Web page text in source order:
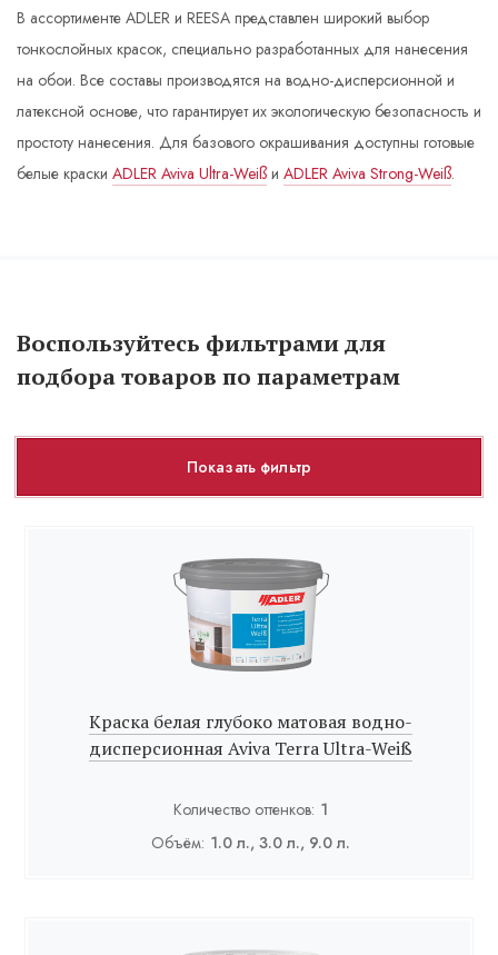
В ассортименте ADLER и REESA представлен широкий выбор
тонкослойных красок, специально разработанных для нанесения
на обои. Все составы производятся на водно-дисперсионной и
латексной основе, что гарантирует их экологическую безопасность и
простоту нанесения. Для базового окрашивания доступны готовые
белые краски ADLER Aviva Ultra-Weiß и ADLER Aviva Strong-Weiß.
Воспользуйтесь фильтрами для
подбора товаров по параметрам
Показать фильтр
Краска белая глубоко матовая водно-
дисперсионная Aviva Terra Ultra-Weiß
Количество оттенков: 1
Объём: 1.0 л., 3.0 л., 9.0 л.